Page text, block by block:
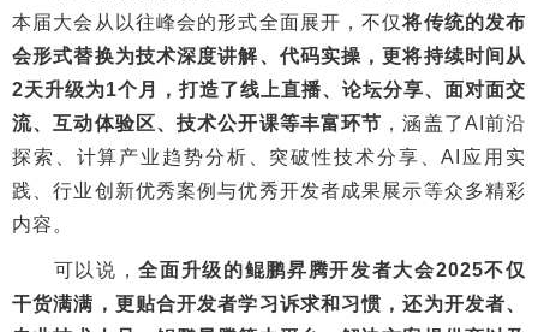
本届大会从以往峰会的形式全面展开，不仅将传统的发布
会形式替换为技术深度讲解、代码实操，更将持续时间从
2天升级为1个月，打造了线上直播、论坛分享、面对面交
流、互动体验区、技术公开课等丰富环节 ，涵盖了AI前沿
探索、计算产业趋势分析、突破性技术分享、AI应用实
践、行业创新优秀案例与优秀开发者成果展示等众多精彩
内容。
可以说，全面升级的鲲鹏昇腾开发者大会2025不仅
干货满满，更贴合开发者学习诉求和习惯，还为开发者、